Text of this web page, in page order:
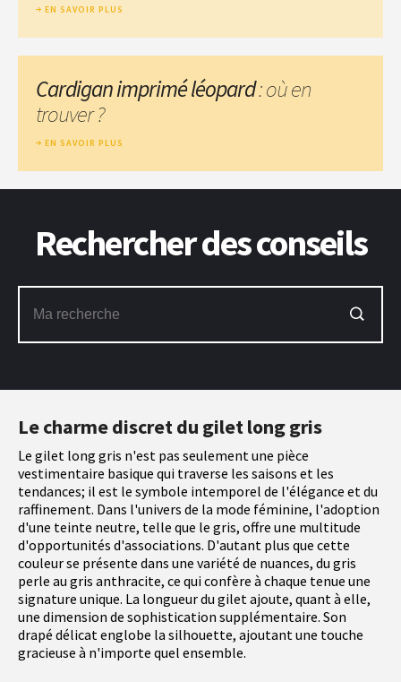
Le charme discret du gilet long gris
Le gilet long gris n'est pas seulement une pièce
vestimentaire basique qui traverse les saisons et les
tendances; il est le symbole intemporel de l'élégance et du
raffinement. Dans l'univers de la mode féminine, l'adoption
d'une teinte neutre, telle que le gris, offre une multitude
d'opportunités d'associations. D'autant plus que cette
couleur se présente dans une variété de nuances, du gris
perle au gris anthracite, ce qui confère à chaque tenue une
signature unique. La longueur du gilet ajoute, quant à elle,
une dimension de sophistication supplémentaire. Son
drapé délicat englobe la silhouette, ajoutant une touche
gracieuse à n'importe quel ensemble.
EN SAVOIR PLUS
Cardigan imprimé léopard: où en
trouver ?
EN SAVOIR PLUS
Rechercher des conseils